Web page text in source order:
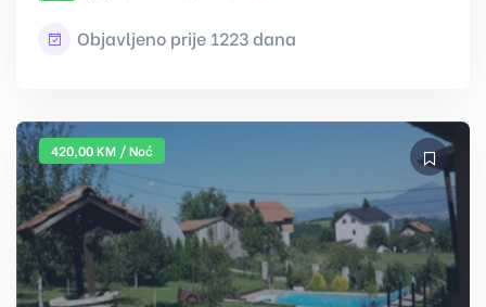
Objavljeno prije 1223 dana
420,00 KM / Noć